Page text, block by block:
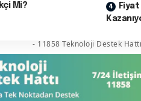
Mi?
- 11858 Teknoloji Destek